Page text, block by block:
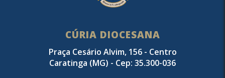
CÚRIA DIOCESANA
Praça Cesário Alvim, 156 - Centro
Caratinga (MG) - Cep: 35.300-036